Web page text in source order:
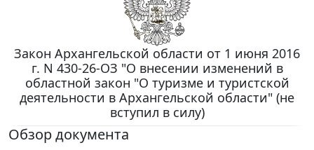
Закон Архангельской области от 1 июня 2016
г. N 430-26-ОЗ "О внесении изменений в
областной закон "О туризме и туристской
деятельности в Архангельской области" (не
вступил в силу)
Обзор документа